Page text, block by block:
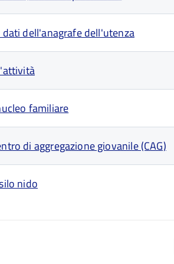
dell'anagrafe dell'utenza
familiare
di aggregazione giovanile (CAG)
nido